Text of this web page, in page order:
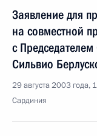
Заявление для
на совместной
с
Сильвио
29 августа 2003 года,
Сардиния